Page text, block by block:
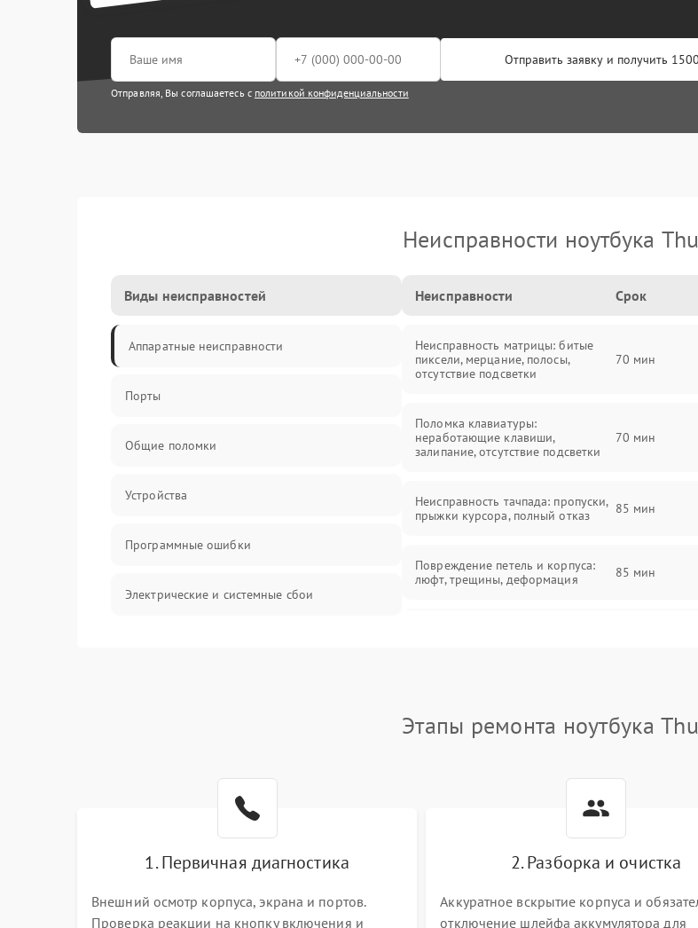
Отправить заявку и получить
Отправляя, Вы соглашаетесь с политикой конфиденциальности
Неисправности ноутбука
Виды неисправностей
Аппаратные неисправности
Порты
Общие поломки
Устройства
Программные ошибки
Электрические и системные сбои
Система охлаждения
Неисправности Срок
Неисправность матрицы: битые
пиксели, мерцание, полосы,
отсутствие подсветки
70 мин
Поломка клавиатуры:
неработающие клавиши,
залипание, отсутствие подсветки
70 мин
Неисправность тачпада: пропуски,
прыжки курсора, полный отказ
85 мин
Повреждение петель и корпуса:
люфт, трещины, деформация
85 мин
устройства или разъёма питания
85 мин
медленная загрузка, ошибки
80 мин
Этапы ремонта ноутбука
1. Первичная диагностика
Внешний осмотр корпуса, экрана и портов.
Проверка реакции на кнопку включения и
2. Разборка и очистка
Аккуратное вскрытие корпуса и
отключение шлейфа аккумулятора для